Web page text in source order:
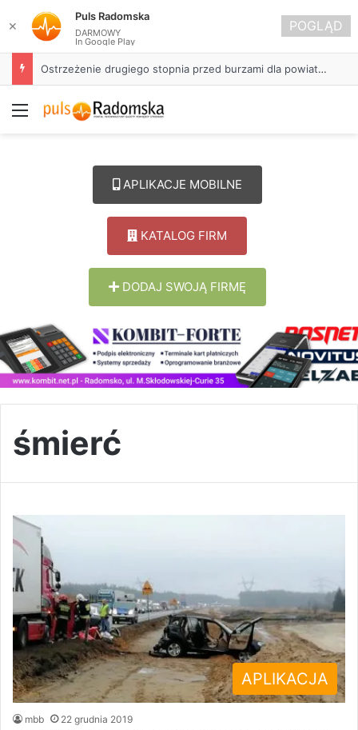
Ostrzeżenie drugiego stopnia przed burzami dla powiatu radomszczańskiego
Menu
APLIKACJE MOBILNE
KATALOG FIRM
DODAJ SWOJĄ FIRMĘ
śmierć
APLIKACJA
mbb 22 grudnia 2019
✕
Puls Radomska
DARMOWY
In Google Play
POGLĄD